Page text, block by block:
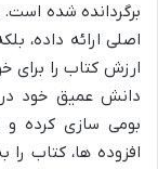
برگردانده شده
اصلی ارائه داده،
ارزش کتاب را برای
دانش عمیق خود در
بومی سازی کرده و
افزوده ها، کتاب